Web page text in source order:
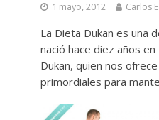
1 mayo, 2012 Carlos
La Dieta Dukan es una
nació hace diez años
Dukan, quien nos
primordiales para